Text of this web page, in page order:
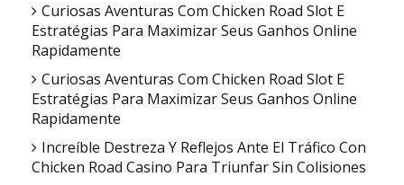
Curiosas Aventuras Com Chicken Road Slot E
Estratégias Para Maximizar Seus Ganhos Online
Rapidamente
Curiosas Aventuras Com Chicken Road Slot E
Estratégias Para Maximizar Seus Ganhos Online
Rapidamente
Increíble Destreza Y Reflejos Ante El Tráfico Con
Chicken Road Casino Para Triunfar Sin Colisiones